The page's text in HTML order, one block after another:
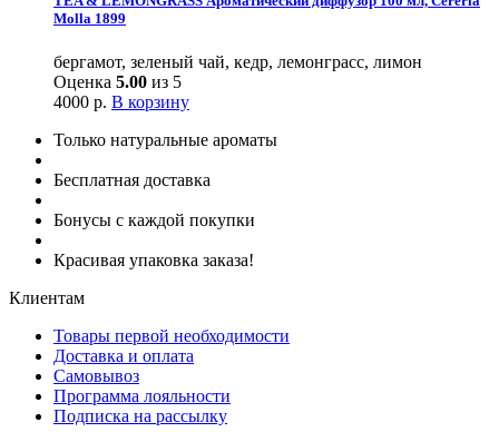
Molla 1899
бергамот, зеленый чай, кедр, лемонграсс, лимон
Оценка 5.00 из 5
4000 р. В корзину
Только натуральные ароматы
Бесплатная доставка
Бонусы с каждой покупки
Красивая упаковка заказа!
Клиентам
Товары первой необходимости
Доставка и оплата
Самовывоз
Программа лояльности
Подписка на рассылку